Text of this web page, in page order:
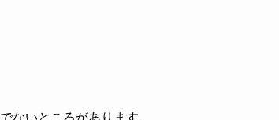
ないところがあります。